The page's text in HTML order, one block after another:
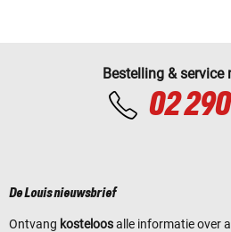
Bestelling & service
02
De Louis nieuwsbrief
Ontvang kosteloosalle informatie over